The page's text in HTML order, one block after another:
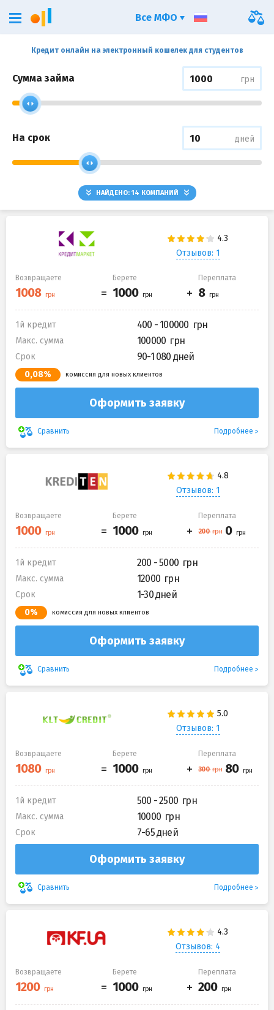
Кредит онлайн на электронный кошелек для студентов
Сумма займа грн
На срок дней
НАЙДЕНО:14 КОМПАНИЙ
Отзывов: 1
Возвращаете Берете Переплата
1й кредит 400 - 100000
Макс. сумма 100000
Срок 90-1 080 дней
0,08% комиссия для новых клиентов
Оформить заявку
Сравнить Подробнее
Отзывов: 1
Возвращаете Берете Переплата
1й кредит 200 - 5000
Макс. сумма 12000
Срок 1-30 дней
0% комиссия для новых клиентов
Оформить заявку
Сравнить Подробнее
Отзывов: 1
Возвращаете Берете Переплата
1й кредит 500 - 2500
Макс. сумма 10000
Срок 7-65 дней
Оформить заявку
Сравнить Подробнее
Отзывов: 4
Возвращаете Берете Переплата
Все МФО